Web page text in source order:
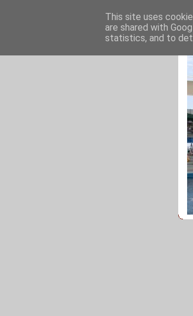
This site uses
are shared with
statistics, and to